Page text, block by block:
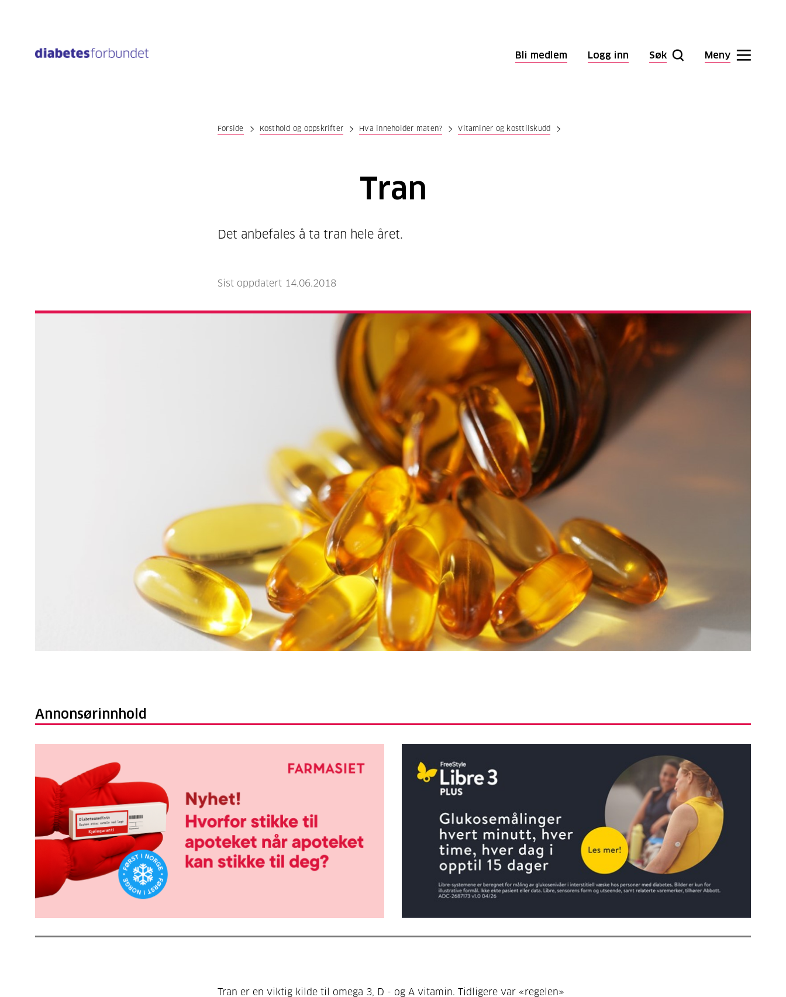
Bli medlem Logg inn Søk Meny
Forside Kosthold og oppskrifter Hva inneholder maten? Vitaminer og kosttilskudd
Tran
Det anbefales å ta tran hele året.
Sist oppdatert 14.06.2018
Annonsørinnhold
Tran er en viktig kilde til omega 3, D - og A vitamin. Tidligere var «regelen»